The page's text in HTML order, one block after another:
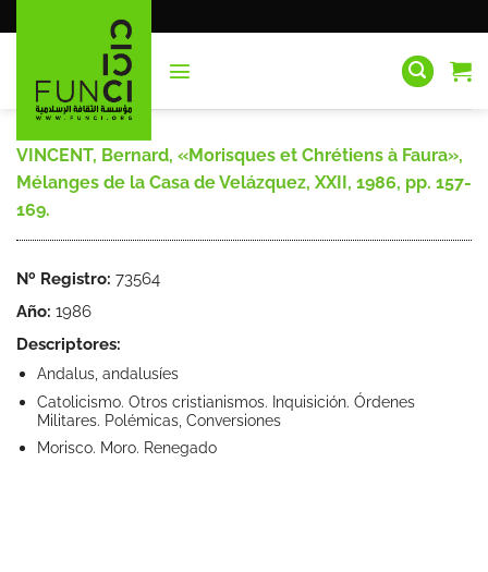
al
VINCENT, Bernard, «Morisques et Chrétiens à Faura»,
Mélanges de la Casa de Velázquez, XXII, 1986, pp. 157-
169.
Nº Registro: 73564
Año: 1986
Descriptores:
Andalus, andalusíes
Catolicismo. Otros cristianismos. Inquisición. Órdenes
Militares. Polémicas, Conversiones
Morisco. Moro. Renegado